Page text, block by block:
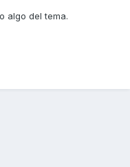
algo del tema.